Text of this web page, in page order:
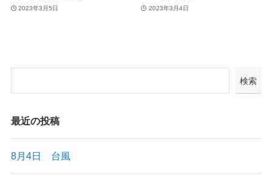
2023年3月5日 2023年3月4日
検索
最近の投稿
8月4日 台風